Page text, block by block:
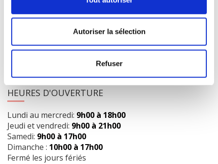
Autoriser la sélection
Refuser
1073 route de l'Église, Québec, QC G1V 3W2
Obtenir l’itinéraire
418 658-3640
info@librairielaliberte.com
HEURES D'OUVERTURE
Lundi au mercredi: 9h00 à 18h00
Jeudi et vendredi: 9h00 à 21h00
Samedi: 9h00 à 17h00
Dimanche : 10h00 à 17h00
Fermé les jours fériés